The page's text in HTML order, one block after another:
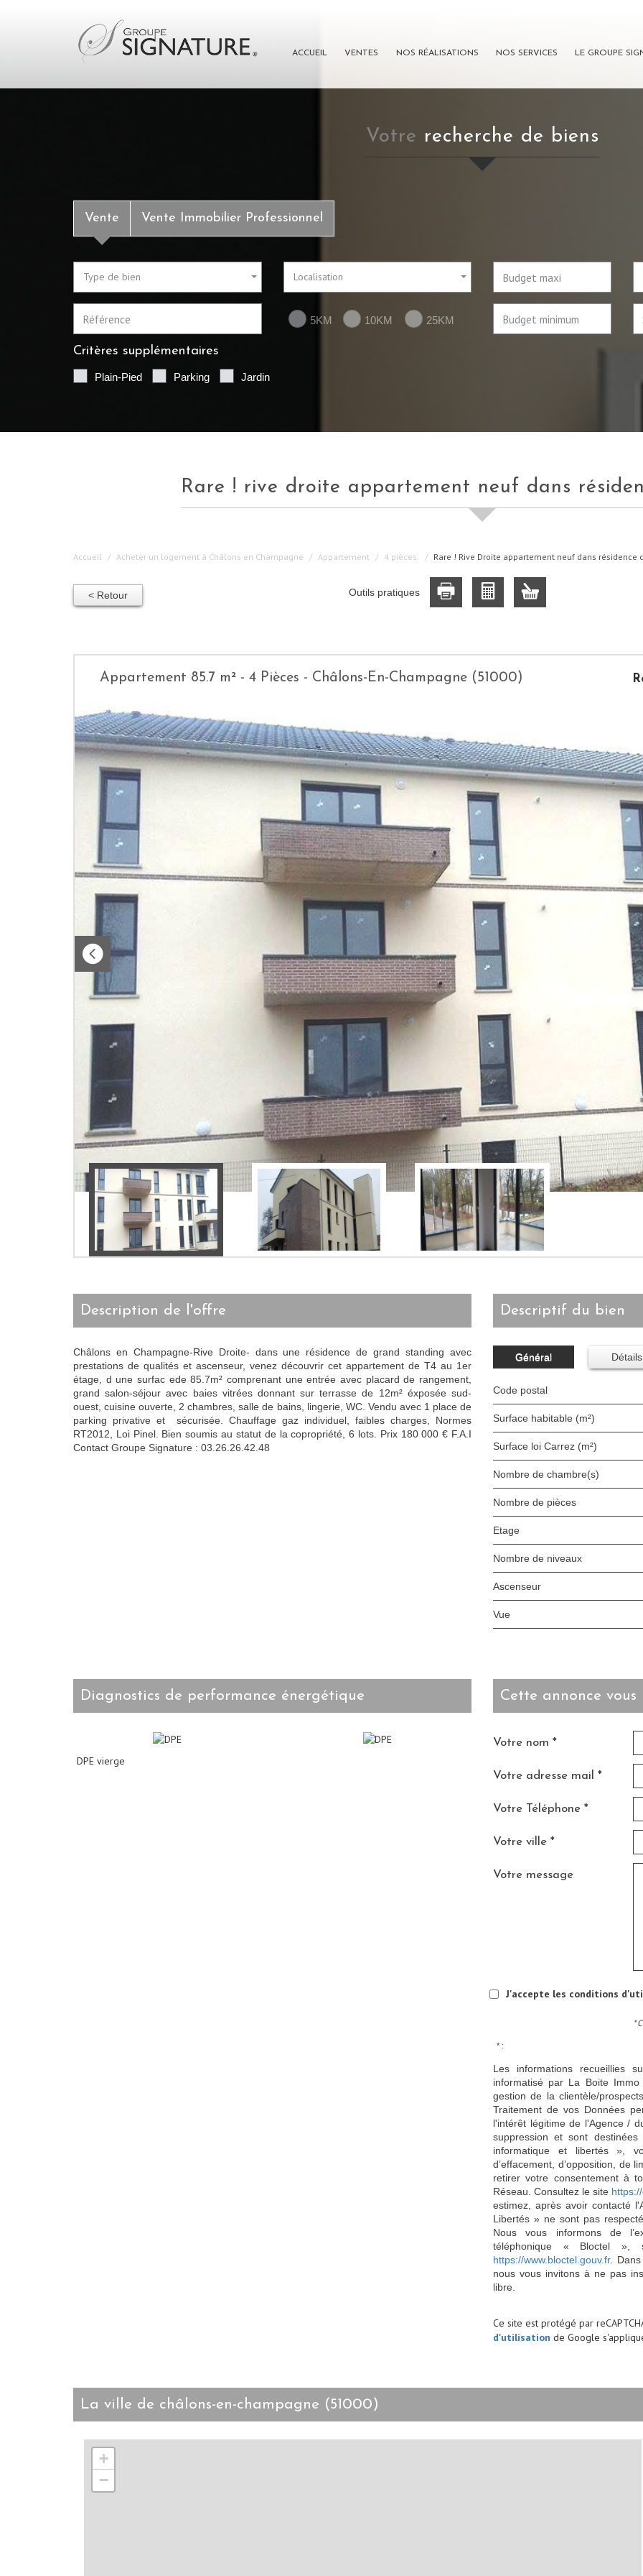
ACCUEIL VENTES NOS RÉALISATIONS NOS SERVICES LE GROUPE
votre recherche de biens
Vente Vente Immobilier Professionnel
Type de bien Localisation
5KM 10KM 25KM
Critères supplémentaires
Plain-Pied Parking Jardin
rare ! rive droite appartement neuf dans
Accueil Acheter un logement à Châlons en Champagne Appartement 4 pièces. Rare ! Rive Droite appartement neuf dans résidence
< Retour Outils pratiques
Appartement 85.7 m² - 4 Pièces - Châlons-En-Champagne (51000)
description de l'offre
Châlons en Champagne-Rive Droite- dans une résidence de grand standing avec
prestations de qualités et ascenseur, venez découvrir cet appartement de T4 au 1er
étage, d une surfac ede 85.7m² comprenant une entrée avec placard de rangement,
grand salon-séjour avec baies vitrées donnant sur terrasse de 12m² éxposée sud-
ouest, cuisine ouverte, 2 chambres, salle de bains, lingerie, WC. Vendu avec 1 place de
parking privative et sécurisée. Chauffage gaz individuel, faibles charges, Normes
RT2012, Loi Pinel. Bien soumis au statut de la copropriété, 6 lots. Prix 180 000 € F.A.I
Contact Groupe Signature : 03.26.26.42.48
descriptif du bien
Général
Code postal
Surface habitable (m²)
Surface loi Carrez (m²)
Nombre de chambre(s)
Nombre de pièces
Etage
Nombre de niveaux
Ascenseur
Vue
diagnostics de performance énergétique
DPE vierge
cette annonce vous
Votre nom *
Votre adresse mail *
Votre Téléphone *
Votre ville *
Votre message
J'accepte les conditions
*
* :
Les informations recueillies
informatisé par La Boite
gestion de la clientèle/
Traitement de vos Données
l'intérêt légitime de l'Agence /
suppression et sont
informatique et libertés »,
d’effacement, d’opposition, de
retirer votre consentement à
Réseau. Consultez le site
estimez, après avoir contacté
Libertés » ne sont pas
Nous vous informons de
téléphonique « Bloctel
https://www.bloctel.gouv.fr.
nous vous invitons à ne pas
libre.
Ce site est protégé par
d'utilisation de Google
la ville de châlons-en-champagne (51000)
+
−